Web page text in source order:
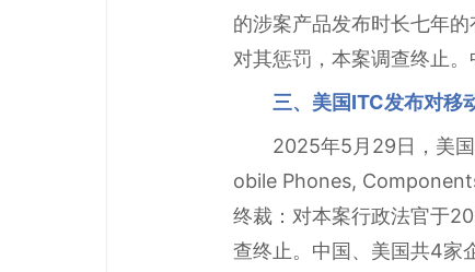
的涉案产品发布时长七年
对其惩罚，本案调查终止。
三、美国ITC发布对移
2025年5月29日，美
obile Phones,
终裁：对本案行政法官于
查终止。中国、美国共4家